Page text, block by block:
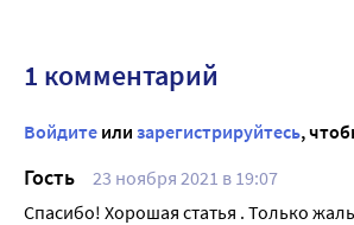
1 комментарий
Войдите или зарегистрируйтесь,
Гость
23 ноября 2021 в 19:07
Спасибо! Хорошая статья . Только